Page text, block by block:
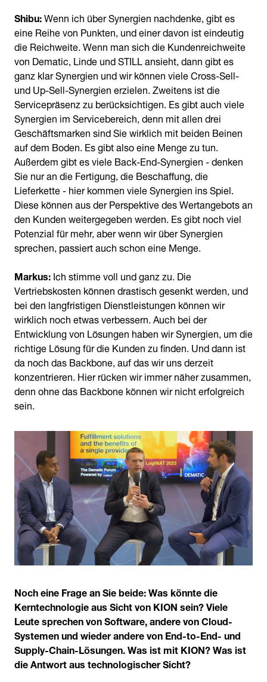
Shibu:Wenn ich über Synergien nachdenke, gibt es
eine Reihe von Punkten, und einer davon ist eindeutig
die Reichweite. Wenn man sich die Kundenreichweite
von Dematic, Linde und STILL ansieht, dann gibt es
ganz klar Synergien und wir können viele Cross-Sell-
und Up-Sell-Synergien erzielen. Zweitens ist die
Servicepräsenz zu berücksichtigen. Es gibt auch viele
Synergien im Servicebereich, denn mit allen drei
Geschäftsmarken sind Sie wirklich mit beiden Beinen
auf dem Boden. Es gibt also eine Menge zu tun.
Außerdem gibt es viele Back-End-Synergien - denken
Sie nur an die Fertigung, die Beschaffung, die
Lieferkette - hier kommen viele Synergien ins Spiel.
Diese können aus der Perspektive des Wertangebots an
den Kunden weitergegeben werden. Es gibt noch viel
Potenzial für mehr, aber wenn wir über Synergien
sprechen, passiert auch schon eine Menge.
Markus:Ich stimme voll und ganz zu. Die
Vertriebskosten können drastisch gesenkt werden, und
bei den langfristigen Dienstleistungen können wir
wirklich noch etwas verbessern. Auch bei der
Entwicklung von Lösungen haben wir Synergien, um die
richtige Lösung für die Kunden zu finden. Und dann ist
da noch das Backbone, auf das wir uns derzeit
konzentrieren. Hier rücken wir immer näher zusammen,
denn ohne das Backbone können wir nicht erfolgreich
sein.
Noch eine Frage an Sie beide: Was könnte die
Kerntechnologie aus Sicht von KION sein? Viele
Leute sprechen von Software, andere von Cloud-
Systemen und wieder andere von End-to-End- und
Supply-Chain-Lösungen. Was ist mit KION? Was ist
die Antwort aus technologischer Sicht?